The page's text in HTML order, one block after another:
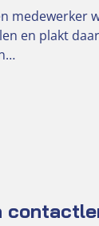
medewerker
en plakt